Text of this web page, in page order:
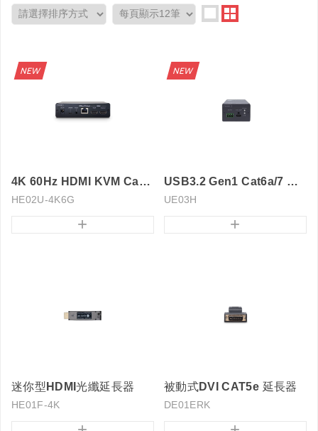
4K 60Hz HDMI KVM Cat6 延長器
HE02U-4K6G
+
USB3.2 Gen1 Cat6a/7 延長器
UE03H
+
迷你型HDMI光纖延長器
HE01F-4K
被動式DVI CAT5e 延長器
DE01ERK